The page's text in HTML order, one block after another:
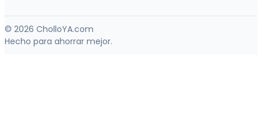
© 2026 CholloYA.com
Hecho para ahorrar mejor.